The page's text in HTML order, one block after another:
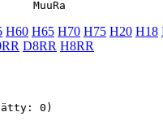
H60 H65 H70 H75 H20 H18
D8RR H8RR
0)